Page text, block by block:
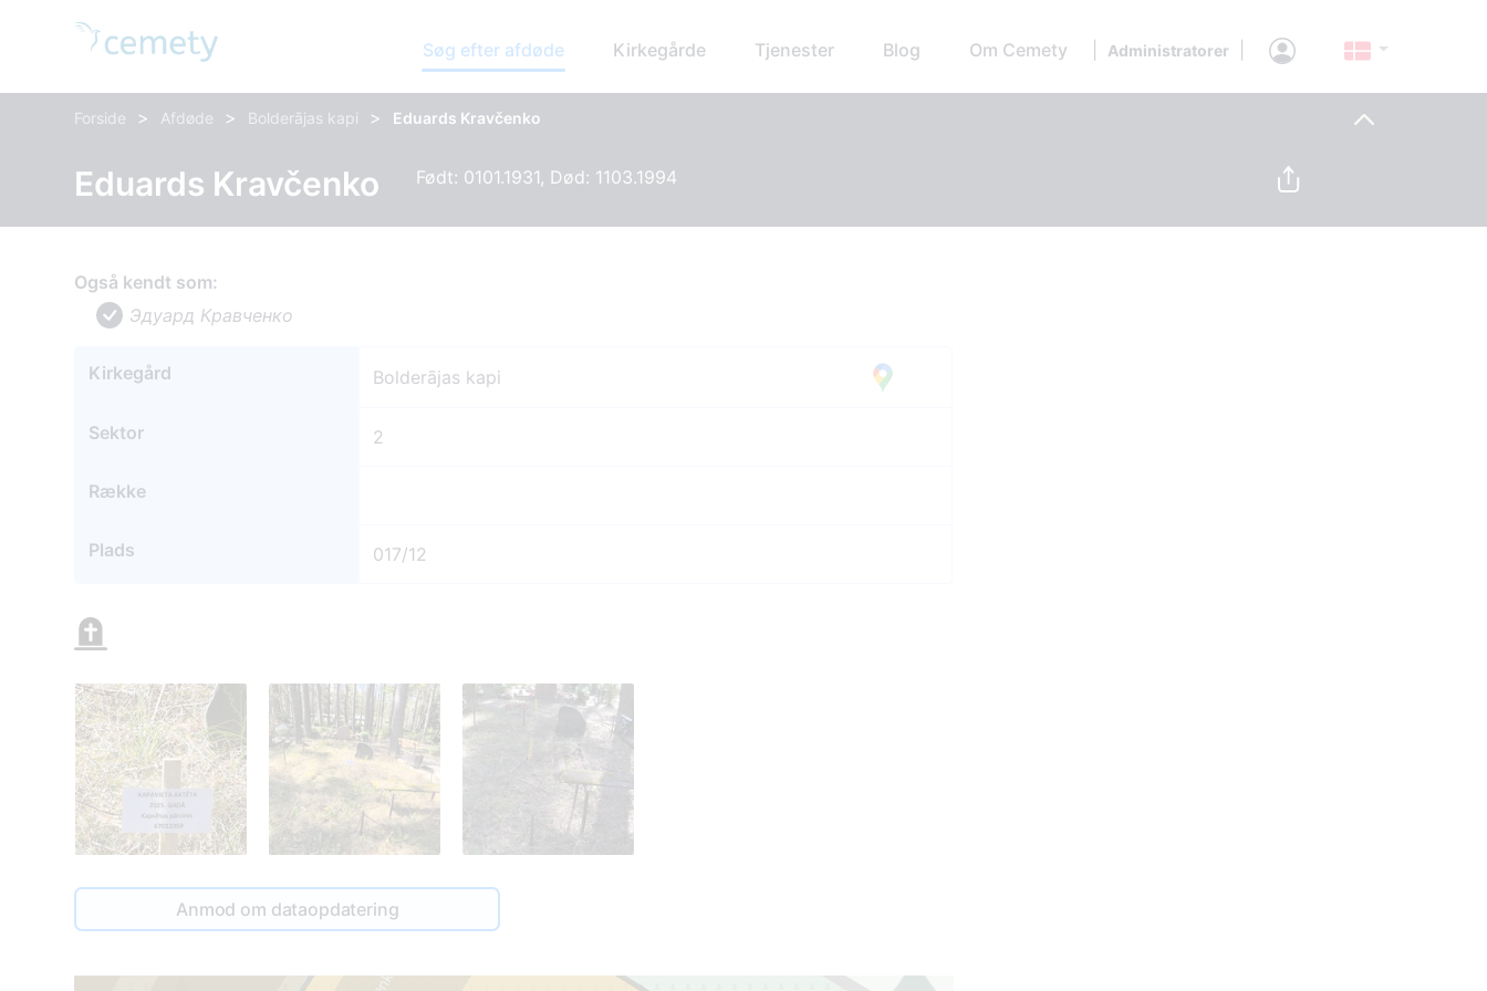
Søg efter afdøde Kirkegårde Tjenester Blog Om Cemety Administratorer
Forside > Afdøde > Bolderājas kapi > Eduards Kravčenko
Eduards Kravčenko Født: 0101.1931, Død: 1103.1994
Også kendt som:
Эдуард Кравченко
Kirkegård Bolderājas kapi
Sektor 2
Række
Plads 017/12
Anmod om dataopdatering